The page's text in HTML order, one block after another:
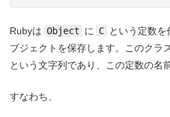
Rubyは Object に C という定数
ブジェクトを保存します。このクラ
という文字列であり、この定数の名
すなわち、